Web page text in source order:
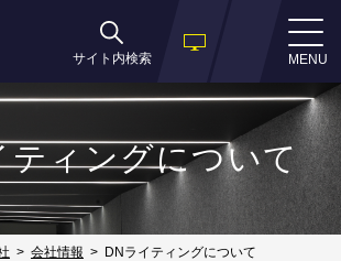
MENU
サイト内検索
ティングについて
会社情報 DNライティングについて